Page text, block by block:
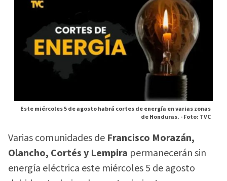
Este miércoles 5 de agosto habrá cortes de energía en varias zonas
de Honduras. -Foto: TVC
Varias comunidades de Francisco Morazán,
Olancho, Cortés y Lempira permanecerán sin
energía eléctrica este miércoles 5 de agosto